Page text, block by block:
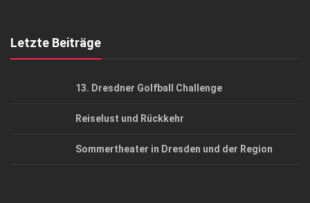
Letzte Beiträge
13. Dresdner Golfball Challenge
Reiselust und Rückkehr
Sommertheater in Dresden und der Region